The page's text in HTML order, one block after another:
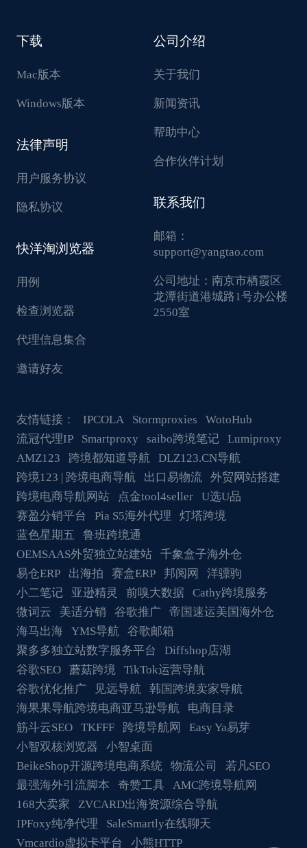
下载
Mac版本
Windows版本
法律声明
用户服务协议
隐私协议
快洋淘浏览器
用例
检查浏览器
代理信息集合
邀请好友
公司介绍
关于我们
新闻资讯
帮助中心
合作伙伴计划
联系我们
邮箱：
support@yangtao.com
公司地址： 南京市栖霞区
龙潭街道港城路1号办公楼
2550室
友情链接： IPCOLA Stormproxies
WotoHub
流冠代理IP
Smartproxy saibo跨境笔记
Lumiproxy
AMZ123
跨境都知道导航
DLZ123.CN导航
跨境123 | 跨境电商导航
出口易物流
外贸网站搭建
跨境电商导航网站
点金tool4seller
U选U品
赛盈分销平台
Pia S5海外代理
灯塔跨境
蓝色星期五
鲁班跨境通
OEMSAAS外贸独立站建站
千象盒子海外仓
易仓ERP
出海拍 赛盒ERP 邦阅网
洋骠驹
小二笔记
亚逊精灵 前嗅大数据
Cathy跨境服务
微词云
美适分销 谷歌推广
帝国速运美国海外仓
海马出海
YMS导航
谷歌邮箱
聚多多独立站数字服务平台
Diffshop店湖
谷歌SEO
蘑菇跨境
TikTok运营导航
谷歌优化推广
见远导航
韩国跨境卖家导航
海果果导航跨境电商亚马逊导航
电商目录
筋斗云SEO
TKFFF 跨境导航网
Easy Ya易芽
小智双核浏览器
小智桌面
BeikeShop开源跨境电商系统
物流公司
若凡SEO
最强海外引流脚本
奇赞工具
AMC跨境导航网
168大卖家
ZVCARD出海资源综合导航
IPFoxy纯净代理
SaleSmartly在线聊天
Vmcardio虚拟卡平台
小熊HTTP